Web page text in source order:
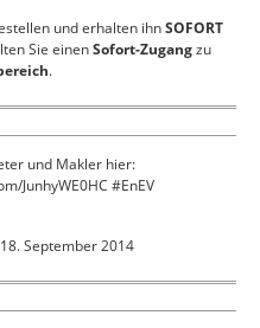
und erhalten ihnSOFORT
Sie einenSofort-Zugangzu
.
und Makler hier:
JunhyWE0HC #EnEV
18. September 2014